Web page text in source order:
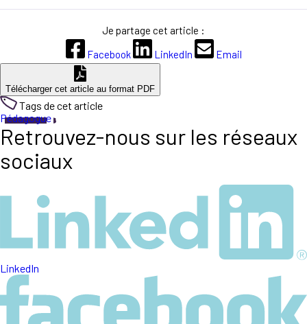
Je partage cet article :
Facebook
LinkedIn Email
Télécharger cet article au format PDF
Tags de cet article
Pédagogue
Retrouvez-nous sur les réseaux
sociaux
LinkedIn